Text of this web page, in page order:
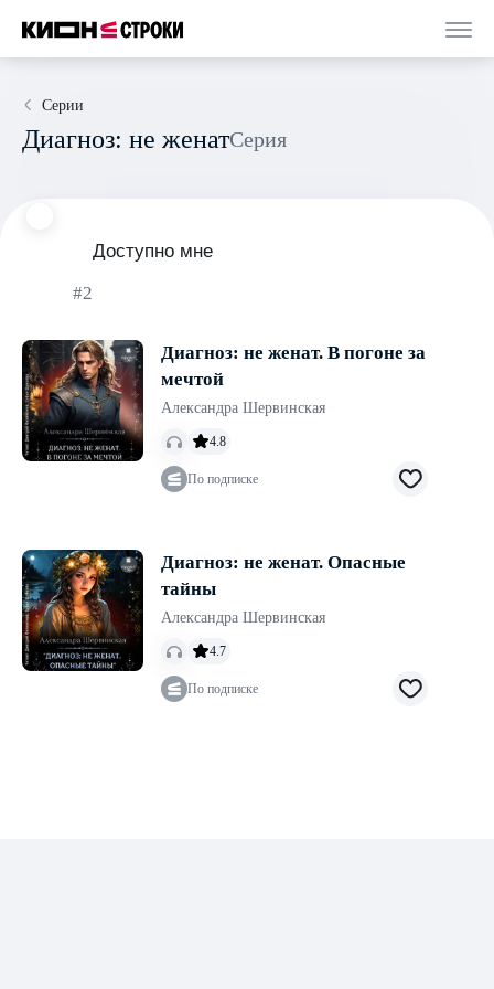
Серии
Диагноз: не женат Серия
Доступно мне
#2
Диагноз: не женат. В погоне за
мечтой
Александра Шервинская
4.8
По подписке
Диагноз: не женат. Опасные
тайны
Александра Шервинская
4.7
По подписке